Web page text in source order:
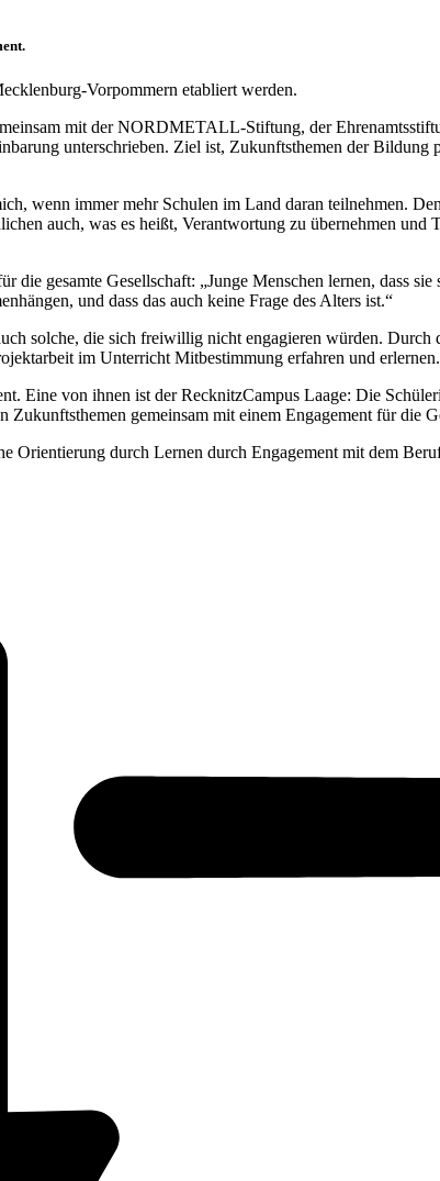
Vorpommern etabliert werden.
mit der NORDMETALL-Stiftung, der
unterschrieben. Ziel ist, Zukunftsthemen der Bildung
wenn immer mehr Schulen im Land daran teilnehmen.
auch, was es heißt, Verantwortung zu übernehmen und
gesamte Gesellschaft: „Junge Menschen lernen, dass sie
und dass das auch keine Frage des Alters ist.“
solche, die sich freiwillig nicht engagieren würden.
im Unterricht Mitbestimmung erfahren und erlernen.
Eine von ihnen ist der RecknitzCampus Laage: Die
gemeinsam mit einem Engagement für die
Orientierung durch Lernen durch Engagement mit dem